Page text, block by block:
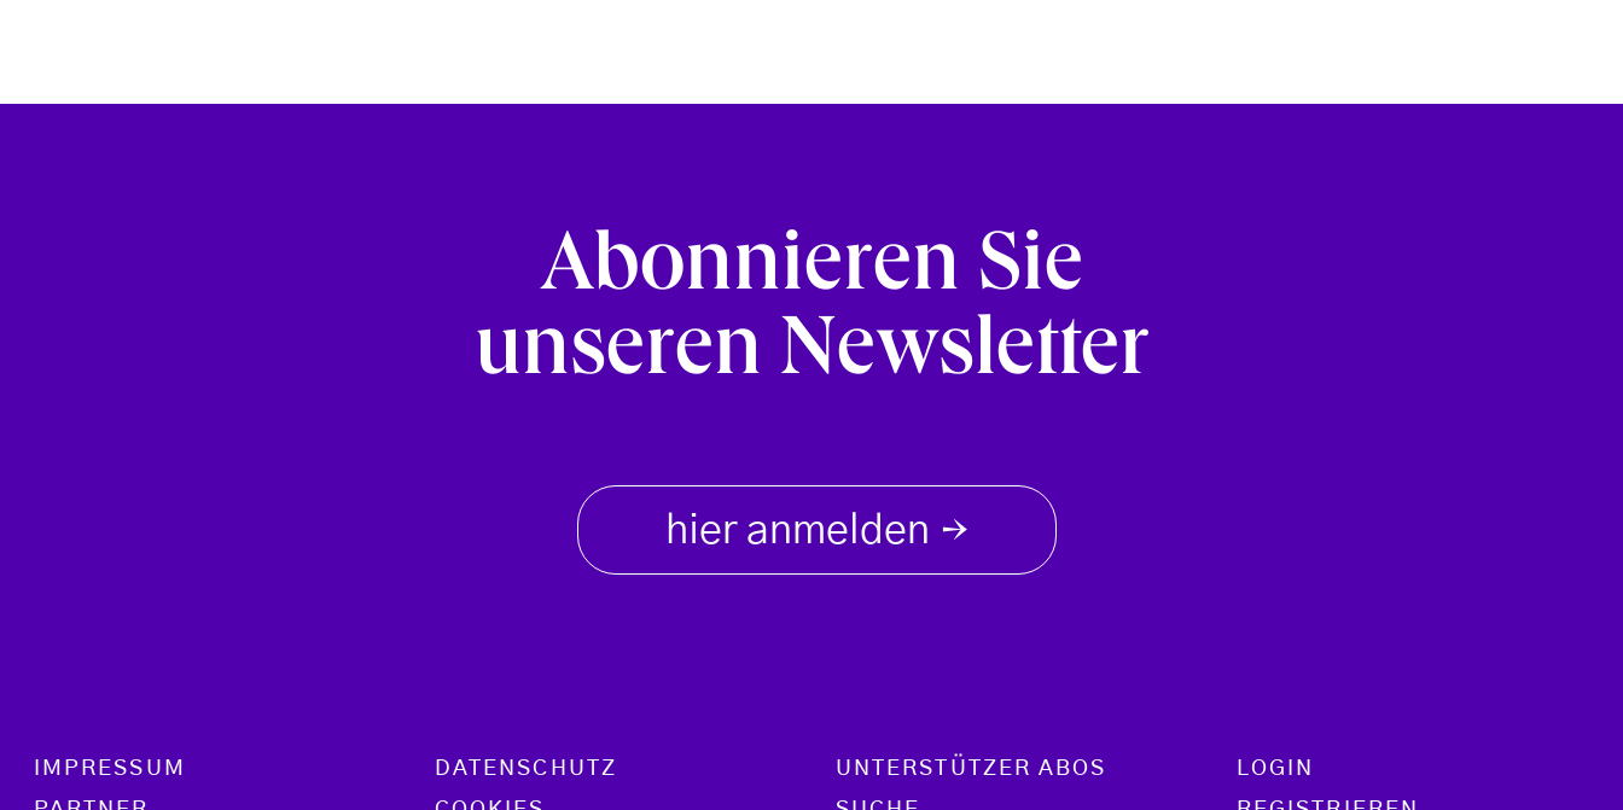
Abonnieren Sie
unseren Newsletter
hier anmelden →
Footer menu
IMPRESSUM
DATENSCHUTZ
UNTERSTÜTZER ABOS
LOGIN